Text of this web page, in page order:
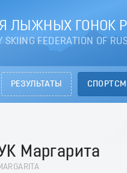
ЛЫЖНЫХ ГОНОК
SKIING FEDERATION OF
РЕЗУЛЬТАТЫ
Маргарита